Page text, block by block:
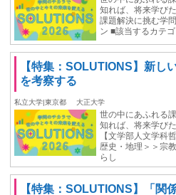
知れば、将来学び
課題解決に挑む学
ン ■該当するカテ
【特集：SOLUTIONS】新し
を考察する
私立大学|東京都 大正大学
世の中にあふれる
知れば、将来学び
【文学部人文学科
歴史・地理＞＞宗
らし
【特集：SOLUTIONS】「関